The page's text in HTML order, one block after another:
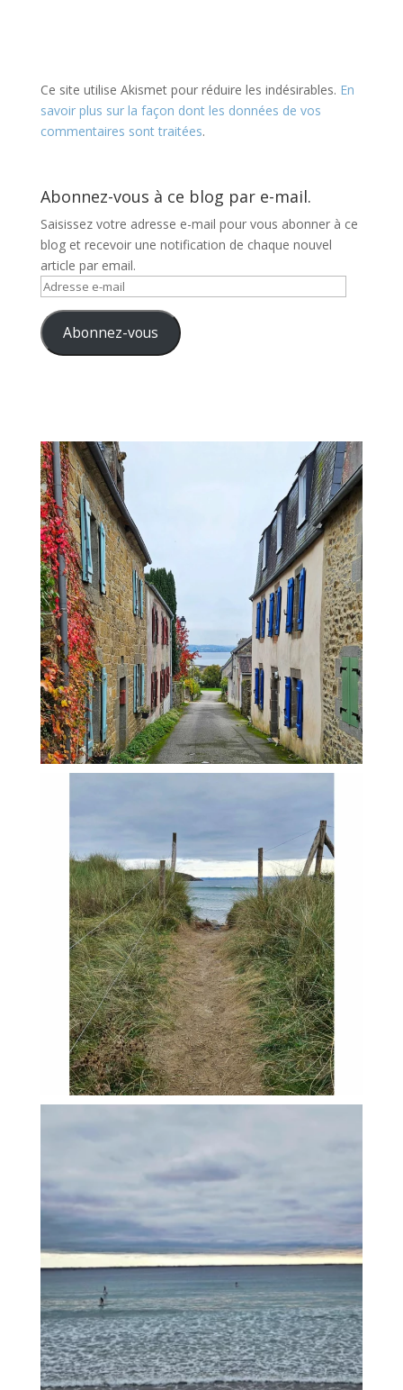
Ce site utilise Akismet pour réduire les indésirables. En
savoir plus sur la façon dont les données de vos
commentaires sont traitées.
Abonnez-vous à ce blog par e-mail.
Saisissez votre adresse e-mail pour vous abonner à ce
blog et recevoir une notification de chaque nouvel
article par email.
Adresse
mail Abonnez-vous